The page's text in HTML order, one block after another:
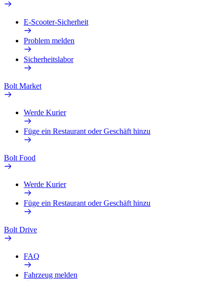
E-Scooter-Sicherheit
Problem melden
Sicherheitslabor
Bolt Market
Werde Kurier
Füge ein Restaurant oder Geschäft hinzu
Bolt Food
Werde Kurier
Füge ein Restaurant oder Geschäft hinzu
Bolt Drive
FAQ
Fahrzeug melden